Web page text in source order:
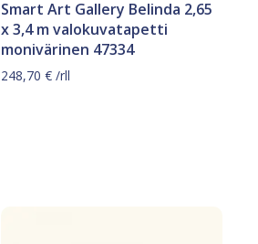
Smart Art Gallery Belinda 2,65
x 3,4 m valokuvatapetti
monivärinen 47334
248,70€ /rll